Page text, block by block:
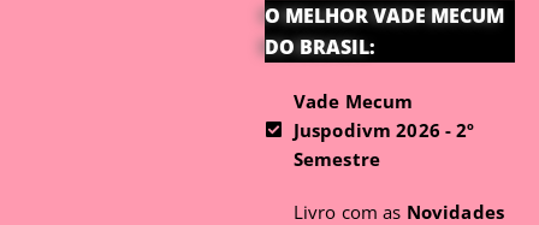
O MELHOR VADE MECUM
DO BRASIL:
Vade Mecum
Juspodivm 2026 - 2º
Semestre
Livro com as Novidades